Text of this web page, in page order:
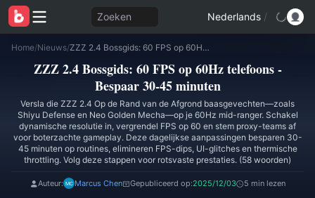
Zoeken Nederlands /
Home/Nieuws/ ZZZ 2.4 Bossgids: 60 FPS op 60Hz telefoons - Bespaar 30-45 minuten
ZZZ 2.4 Bossgids: 60 FPS op 60Hz telefoons -
Bespaar 30-45 minuten
Versla die ZZZ 2.4 Op de Rand van de Afgrond baasgevechten—zoals
Shiyu Defense en Neo Golden Mecha—op je 60Hz mid-ranger. Schakel
dynamische resolutie in, vergrendel FPS op 60 en stem proxy-teams af
voor boterzachte gameplay. Deze dagelijkse aanpassingen besparen 30-
45 minuten op routines, elimineren FPS-dips, UI-glitches en thermische
throttling. Volg deze stappen voor rotsvaste prestaties. (58 woorden)
Auteur: Marcus Chen Gepubliceerd op:2025/12/03 5 min lezen